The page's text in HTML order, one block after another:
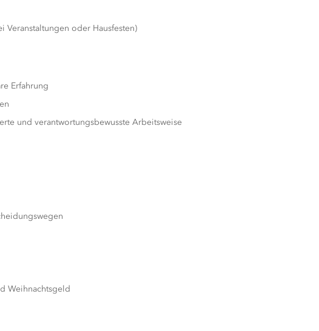
oder Hausfesten)
Erfahrung
und verantwortungsbewusste Arbeitsweise
Weihnachtsgeld